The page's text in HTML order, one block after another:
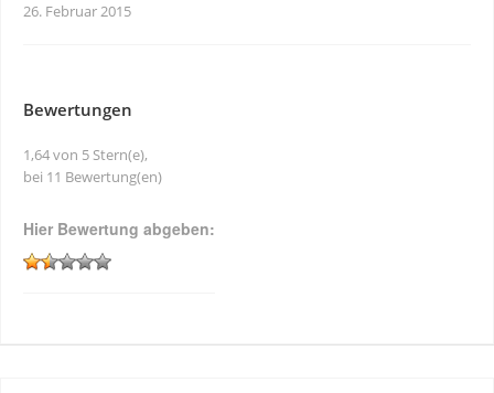
26. Februar 2015
Bewertungen
1,64 von 5 Stern(e),
bei 11 Bewertung(en)
Hier Bewertung abgeben: